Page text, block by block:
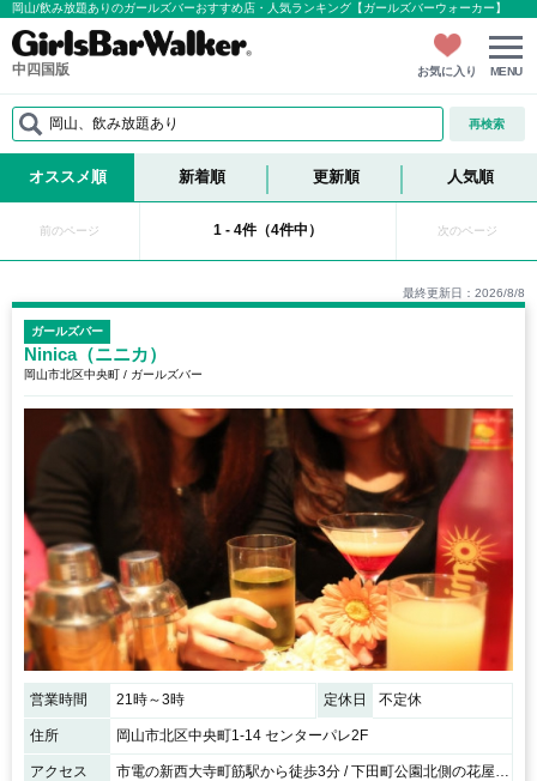
岡山/飲み放題ありのガールズバーおすすめ店・人気ランキング【ガールズバーウォーカー】
中四国版 お気に入り MENU
岡山、飲み放題あり 再検索
オススメ順 新着順 更新順 人気順
前のページ 1 - 4件（4件中） 次のページ
最終更新日：2026/8/8
ガールズバー
Ninica（ニニカ）
岡山市北区中央町 / ガールズバー
営業時間 21時～3時 定休日 不定休
住所 岡山市北区中央町1-14 センターパレ2F
アクセス